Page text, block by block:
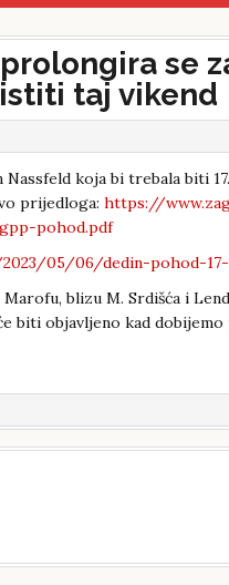
se
taj vikend
koja bi trebala biti
prijedloga: https://
pohod.pdf
05/06/dedin-pohod-
blizu M. Srdišća i
biti objavljeno kad